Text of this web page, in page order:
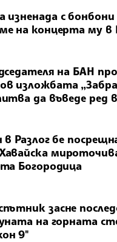
с бонбони
на концерта му в
на БАН
изложбата
да въведе ред
в Разлог бе
Богородица
засне
на горната
9"